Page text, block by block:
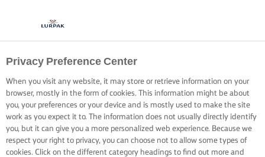
Privacy Preference Center
When you visit any website, it may store or retrieve information on your
browser, mostly in the form of cookies. This information might be about
you, your preferences or your device and is mostly used to make the site
work as you expect it to. The information does not usually directly identify
you, but it can give you a more personalized web experience. Because we
respect your right to privacy, you can choose not to allow some types of
cookies. Click on the different category headings to find out more and